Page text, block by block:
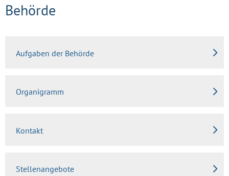
Behörde
Aufgaben der Behörde
Organigramm
Kontakt
Stellenangebote